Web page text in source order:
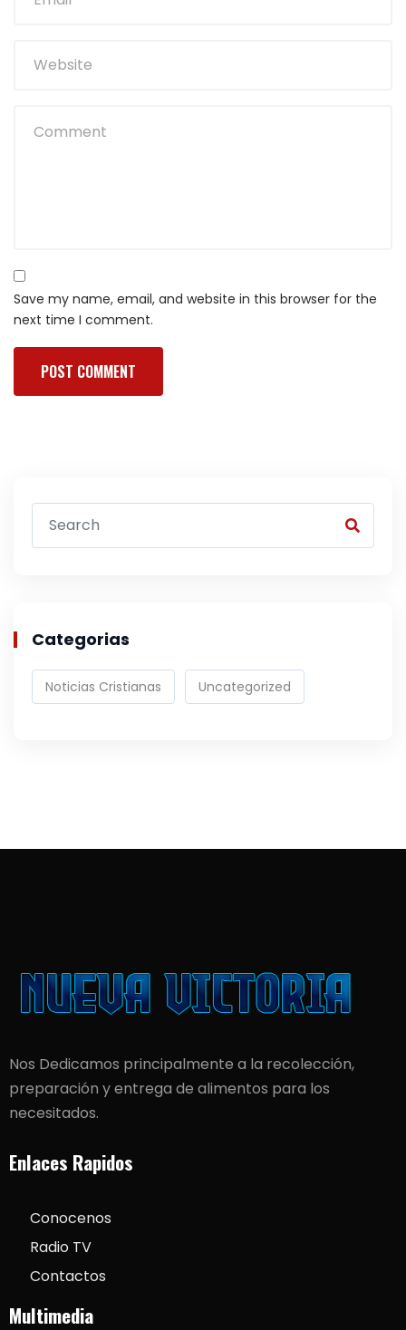
Save my name, email, and website in this browser for the
next time I comment.
Categorias
Noticias Cristianas Uncategorized
Nos Dedicamos principalmente a la recolección,
preparación y entrega de alimentos para los
necesitados.
Enlaces Rapidos
Conocenos
Radio TV
Contactos
Multimedia